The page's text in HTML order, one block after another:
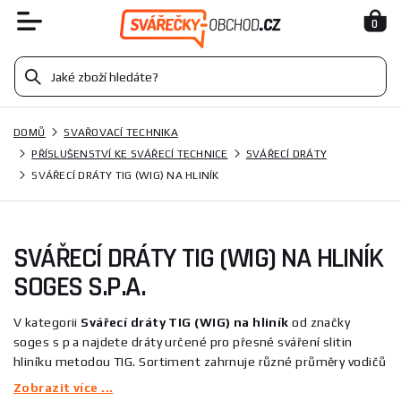
0
DOMŮ
SVAŘOVACÍ TECHNIKA
PŘÍSLUŠENSTVÍ KE SVÁŘECÍ TECHNICE
SVÁŘECÍ DRÁTY
SVÁŘECÍ DRÁTY TIG (WIG) NA HLINÍK
SVÁŘECÍ DRÁTY TIG (WIG) NA HLINÍK
SOGES S.P.A.
V kategorii Svářecí dráty TIG (WIG) na hliník od značky
soges s p a najdete dráty určené pro přesné sváření slitin
hliníku metodou TIG. Sortiment zahrnuje různé průměry vodičů
vhodné pro jemné práce i silnější spoje, například modely
Zobrazit více ...